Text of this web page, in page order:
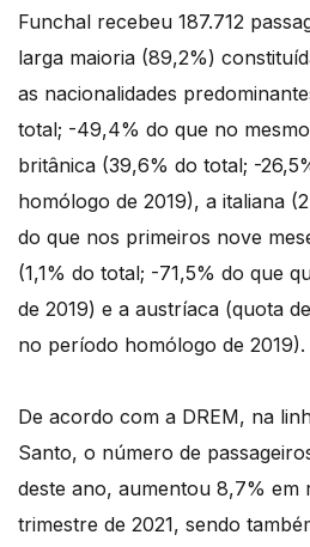
Funchal recebeu 187.712
larga maioria (89,2%)
as nacionalidades
total; -49,4% do que no
britânica (39,6% do total; -
homólogo de 2019), a italiana
do que nos primeiros nove
(1,1% do total; -71,5% do que
de 2019) e a austríaca (quota
no período homólogo de 2019).
De acordo com a DREM, na
Santo, o número de
deste ano, aumentou 8,7% em
trimestre de 2021, sendo